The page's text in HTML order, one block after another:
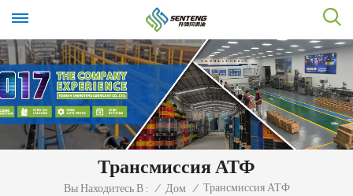
Трансмиссия АТФ
Вы Находитесь В : / Дом / Трансмиссия АТФ